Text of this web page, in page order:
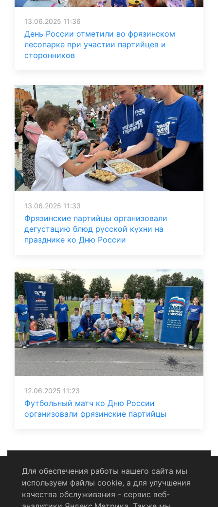
13.06.2025 11:36
День России отметили во фрязинском
лесопарке при участии партийцев и
сторонников
13.06.2025 11:33
Фрязинские партийцы организовали
дегустацию блюд русской кухни на
празднике ко Дню России
12.06.2025 11:23
Футбольный матч ко Дню России
организовали фрязинские партийцы
Политика конфиденциальности
Для обеспечения работы нашего сайта мы
используем файлы cookie, а для улучшения
качества обслуживания - сервис веб-